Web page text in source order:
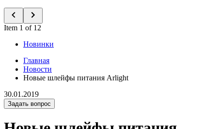
Item 1 of 12
Новинки
Главная
Новости
Новые шлейфы питания Arlight
30.01.2019
Задать вопрос